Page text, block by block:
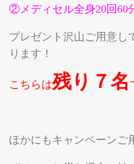
②メディセル全身20回60
プレゼント沢山ご用意し
ります！
こちらは残り７名
ほかにもキャンペーンご